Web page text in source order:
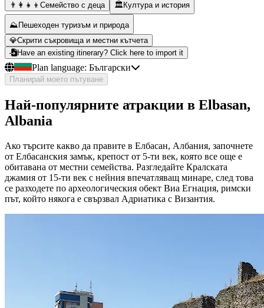
👨‍👩‍👧‍👦 Семейство с деца 🏛️ Култура и история
⛰️ Пешеходен туризъм и природа
💎Скрити съкровища и местни кътчета
Have an existing itinerary? Click here to import it
Plan language: Български
Планирай моето пътуване
Най-популярните атракции в Elbasan,
Albania
Ако търсите какво да правите в Елбасан, Албания, започнете
от Елбасанския замък, крепост от 5-ти век, която все още е
обитавана от местни семейства. Разгледайте Кралската
джамия от 15-ти век с нейния впечатляващ минаре, след това
се разходете по археологическия обект Виа Егнация, римски
път, който някога е свързвал Адриатика с Византия.